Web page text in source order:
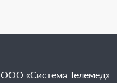
ООО «Система Телемед»